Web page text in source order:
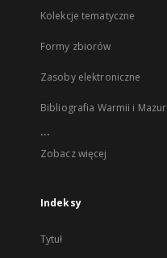
Kolekcje tematyczne
Formy zbiorów
Zasoby elektroniczne
Bibliografia Warmii i Mazur
...
Zobacz więcej
Indeksy
Tytuł